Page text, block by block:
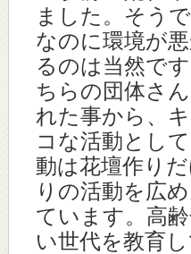
ました。そう
なのに環境が
るのは当然で
ちらの団体さ
れた事から、
コな活動とし
動は花壇作り
りの活動を広
ています。高
い世代を教育